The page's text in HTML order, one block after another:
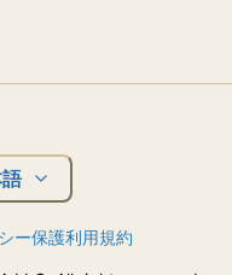
ー保護利用規約